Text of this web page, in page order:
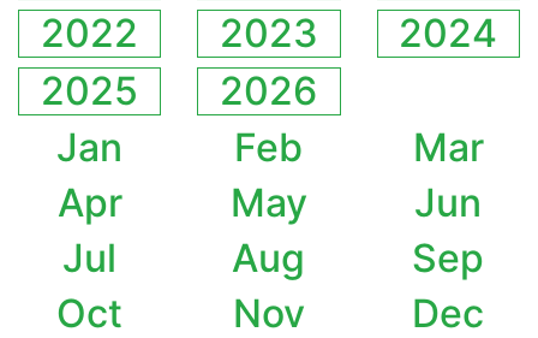
2022
2023
2024
2025
2026
Jan
Feb
Mar
Apr
May
Jun
Jul
Aug
Sep
Oct
Nov Dec